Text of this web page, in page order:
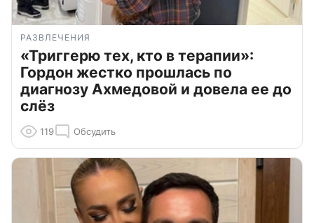
РАЗВЛЕЧЕНИЯ
«Триггерю тех, кто в терапии»:
Гордон жестко прошлась по
диагнозу Ахмедовой и довела ее до
слёз
119 Обсудить